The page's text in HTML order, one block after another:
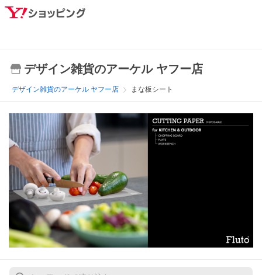
デザイン雑貨のアーケル ヤフー店
デザイン雑貨のアーケル ヤフー店 まな板シート